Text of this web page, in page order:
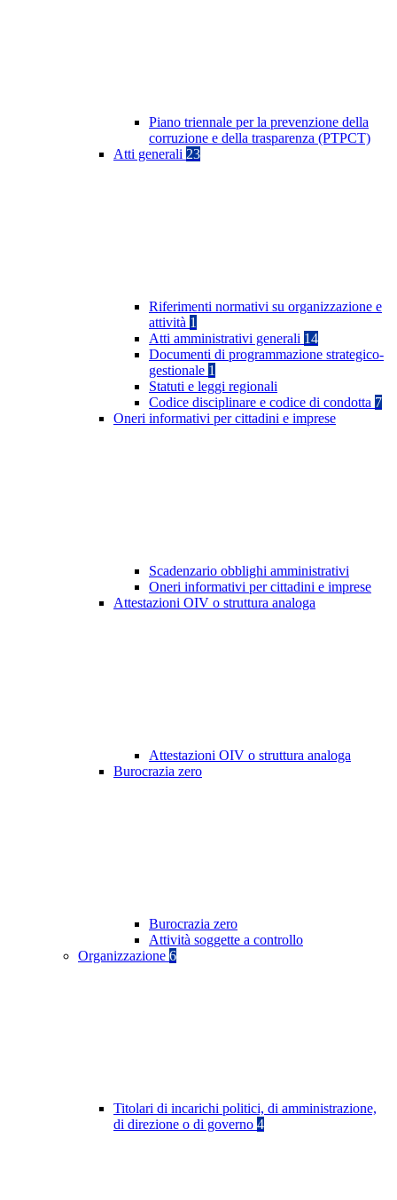
Piano triennale per la prevenzione della
corruzione e della trasparenza (PTPCT)
Atti generali 23
Riferimenti normativi su organizzazione e
attività 1
Atti amministrativi generali 14
Documenti di programmazione strategico-
gestionale 1
Statuti e leggi regionali
Codice disciplinare e codice di condotta 7
Oneri informativi per cittadini e imprese
Scadenzario obblighi amministrativi
Oneri informativi per cittadini e imprese
Attestazioni OIV o struttura analoga
Attestazioni OIV o struttura analoga
Burocrazia zero
Burocrazia zero
Attività soggette a controllo
Organizzazione 6
Titolari di incarichi politici, di amministrazione,
di direzione o di governo 4